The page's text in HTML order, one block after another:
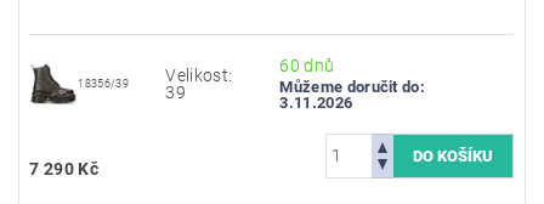
18356/39
Velikost:
39
60 dnů
Můžeme doručit do:
3.11.2026
7 290 Kč